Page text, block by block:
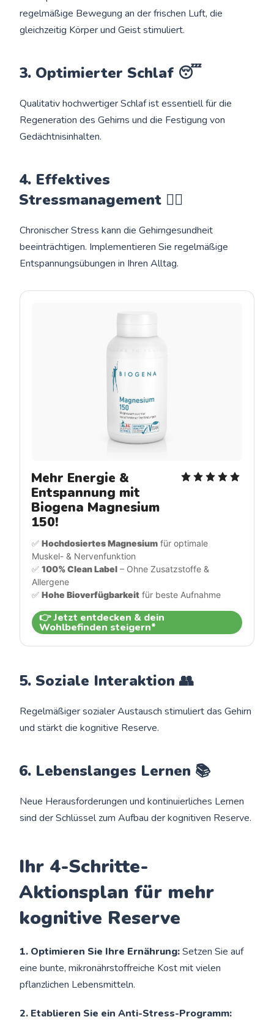
regelmäßige Bewegung an der frischen Luft, die
gleichzeitig Körper und Geist stimuliert.
3. Optimierter Schlaf 😴
Qualitativ hochwertiger Schlaf ist essentiell für die
Regeneration des Gehirns und die Festigung von
Gedächtnisinhalten.
4. Effektives
Stressmanagement 🧘‍♀️
Chronischer Stress kann die Gehirngesundheit
beeinträchtigen. Implementieren Sie regelmäßige
Entspannungsübungen in Ihren Alltag.
Mehr Energie &
Entspannung mit
Biogena Magnesium
150!
✅ Hochdosiertes Magnesium für optimale
Muskel- & Nervenfunktion
✅ 100% Clean Label – Ohne Zusatzstoffe &
Allergene
✅ Hohe Bioverfügbarkeit für beste Aufnahme
👉 Jetzt entdecken & dein
Wohlbefinden steigern*
5. Soziale Interaktion 👥
Regelmäßiger sozialer Austausch stimuliert das Gehirn
und stärkt die kognitive Reserve.
6. Lebenslanges Lernen 📚
Neue Herausforderungen und kontinuierliches Lernen
sind der Schlüssel zum Aufbau der kognitiven Reserve.
Ihr 4-Schritte-
Aktionsplan für mehr
kognitive Reserve
1. Optimieren Sie Ihre Ernährung:Setzen Sie auf
eine bunte, mikronährstoffreiche Kost mit vielen
pflanzlichen Lebensmitteln.
2. Etablieren Sie ein Anti-Stress-Programm: